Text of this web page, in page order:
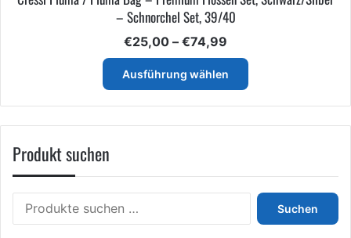
– Schnorchel Set, 39/40
€25,00 – €74,99
€25,00
bis
€74,99
Ausführung wählen
Dieses
Produkt
Optionen
können
Produkt suchen
nach:
Suchen